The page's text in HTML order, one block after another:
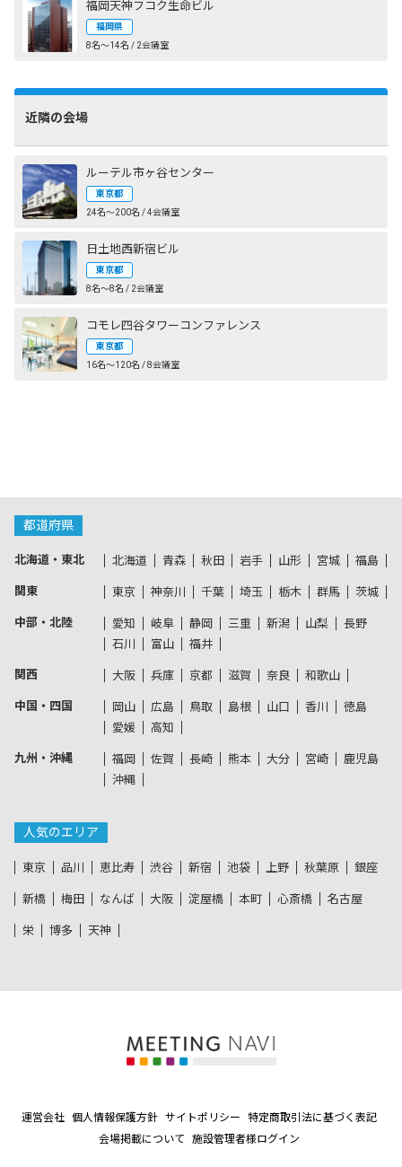
福岡天神フコク生命ビル
福岡県
8名〜14名 / 2会議室
近隣の会場
ルーテル市ヶ谷センター
東京都
24名〜200名 / 4会議室
日土地西新宿ビル
東京都
8名〜8名 / 2会議室
コモレ四谷タワーコンファレンス
東京都
16名〜120名 / 8会議室
都道府県
北海道・東北 北海道 青森 秋田 岩手 山形 宮城 福島
関東 東京 神奈川 千葉 埼玉 栃木 群馬 茨城
中部・北陸 愛知 岐阜 静岡 三重 新潟 山梨
長野
石川
富山 福井
関西 大阪 兵庫 京都 滋賀 奈良 和歌山
中国・四国 岡山 広島 鳥取 島根 山口 香川
徳島
愛媛
高知
九州・沖縄 福岡 佐賀 長崎 熊本 大分 宮崎
鹿児島
沖縄
人気のエリア
東京 品川 恵比寿 渋谷 新宿 池袋 上野 秋葉原 銀座
新橋 梅田 なんば 大阪 淀屋橋 本町 心斎橋 名古屋
栄 博多 天神
運営会社 個人情報保護方針 サイトポリシー
特定商取引法に基づく表記
会場掲載について
施設管理者様ログイン